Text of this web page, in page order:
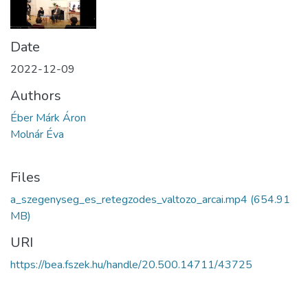
Date
2022-12-09
Authors
Éber Márk Áron
Molnár Éva
Files
a_szegenyseg_es_retegzodes_valtozo_arcai.mp4 (654.91
MB)
URI
https://bea.fszek.hu/handle/20.500.14711/43725